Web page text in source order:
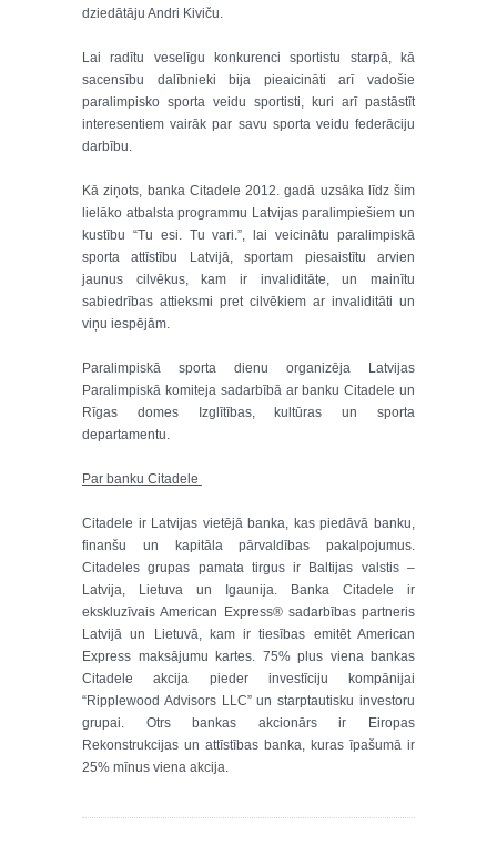
dziedātāju Andri Kiviču.
Lai radītu veselīgu konkurenci sportistu starpā, kā
sacensību dalībnieki bija pieaicināti arī vadošie
paralimpisko sporta veidu sportisti, kuri arī pastāstīt
interesentiem vairāk par savu sporta veidu federāciju
darbību.
Kā ziņots, banka Citadele 2012. gadā uzsāka līdz šim
lielāko atbalsta programmu Latvijas paralimpiešiem un
kustību “Tu esi. Tu vari.”, lai veicinātu paralimpiskā
sporta attīstību Latvijā, sportam piesaistītu arvien
jaunus cilvēkus, kam ir invaliditāte, un mainītu
sabiedrības attieksmi pret cilvēkiem ar invaliditāti un
viņu iespējām.
Paralimpiskā sporta dienu organizēja Latvijas
Paralimpiskā komiteja sadarbībā ar banku Citadele un
Rīgas domes Izglītības, kultūras un sporta
departamentu.
Par banku Citadele
Citadele ir Latvijas vietējā banka, kas piedāvā banku,
finanšu un kapitāla pārvaldības pakalpojumus.
Citadeles grupas pamata tirgus ir Baltijas valstis –
Latvija, Lietuva un Igaunija. Banka Citadele ir
ekskluzīvais American Express® sadarbības partneris
Latvijā un Lietuvā, kam ir tiesības emitēt American
Express maksājumu kartes. 75% plus viena bankas
Citadele akcija pieder investīciju kompānijai
“Ripplewood Advisors LLC” un starptautisku investoru
grupai. Otrs bankas akcionārs ir Eiropas
Rekonstrukcijas un attīstības banka, kuras īpašumā ir
25% mīnus viena akcija.